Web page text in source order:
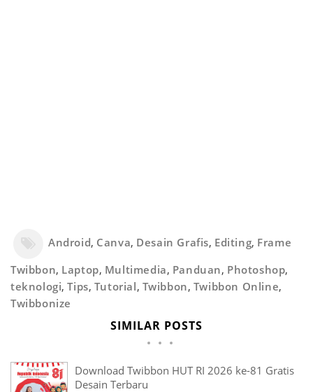
Android, Canva, Desain Grafis, Editing, Frame
Twibbon, Laptop, Multimedia, Panduan, Photoshop,
teknologi,Tips, Tutorial, Twibbon, Twibbon Online,
Twibbonize
SIMILAR POSTS
Download Twibbon HUT RI 2026 ke-81 Gratis
Desain Terbaru